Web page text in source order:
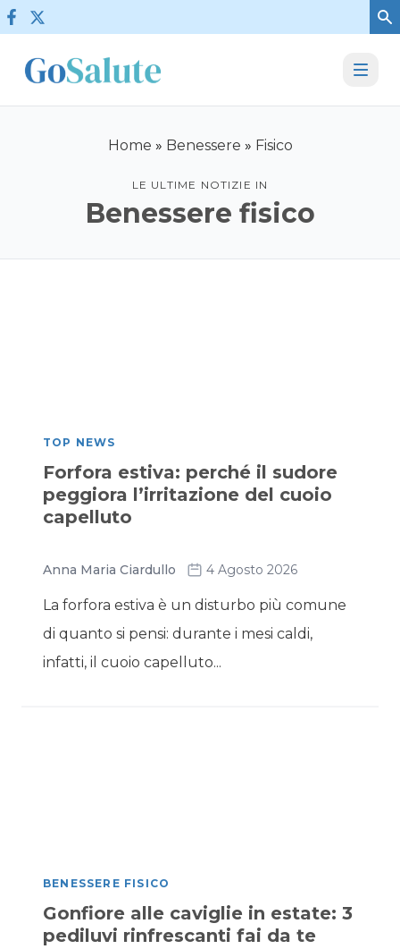
Vai al contenuto
LE ULTIME NOTIZIE IN
Benessere fisico
Home » Benessere » Fisico
TOP NEWS
Forfora estiva: perché il sudore
peggiora l’irritazione del cuoio
capelluto
Anna Maria Ciardullo 4 Agosto 2026
La forfora estiva è un disturbo più comune
di quanto si pensi: durante i mesi caldi,
infatti, il cuoio capelluto...
BENESSERE FISICO
Gonfiore alle caviglie in estate: 3
pediluvi rinfrescanti fai da te